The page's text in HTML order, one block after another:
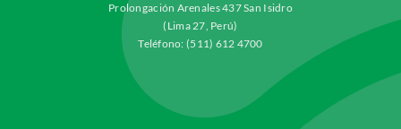
Prolongación Arenales 437 San Isidro
(Lima 27, Perú)
Teléfono: (511) 612 4700